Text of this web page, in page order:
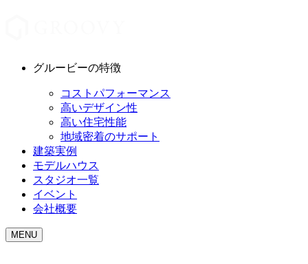
グルービーの特徴
コストパフォーマンス
高いデザイン性
高い住宅性能
地域密着のサポート
建築実例
モデルハウス
スタジオ一覧
イベント
会社概要
MENU